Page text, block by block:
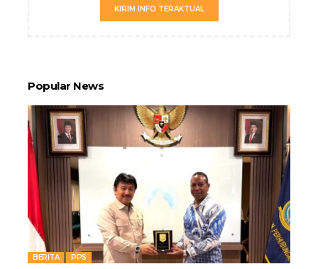
KIRIM INFO TERAKTUAL
Popular News
BERITA PPS